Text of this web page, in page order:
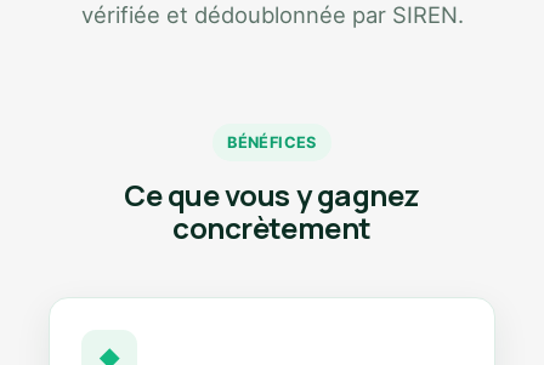
vérifiée et dédoublonnée par SIREN.
BÉNÉFICES
Ce que vous y gagnez
concrètement
◆